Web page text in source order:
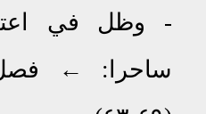
- وظل في
ساحرا:
←